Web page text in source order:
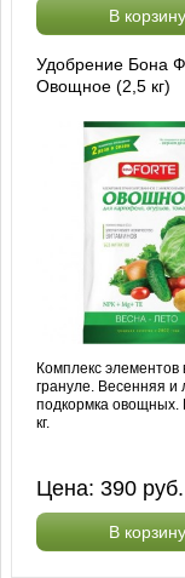
В корзину
Удобрение Бона
Овощное (2,5 кг)
Комплекс элементов
грануле. Весенняя и
подкормка
кг.
Цена:390 руб.
В корзину